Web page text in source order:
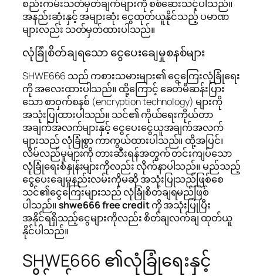
စည်းကမ်းသတ်မှတ်ချက်များကို စစ်ဆေးသင့်ပါသည်။
အနည်းဆုံးနှင့် အများဆုံး ငွေထုတ်ယူနိုင်သည့် ပမာဏ
များလည်း သတ်မှတ်ထားပါသည်။
လုံခြုံစိတ်ချရသော ငွေပေးချေမှုစနစ်များ
SHWE666 သည် ကစားသမားများ၏ ငွေကြေးလုံခြုံရေး
ကို အလေးထားပါသည်။ ထို့ကြောင့် ခေတ်မီဆန်းပြား
သော စာဝှက်စနစ် (encryption technology) များကို
အသုံးပြုထားပါသည်။ သင်၏ ကိုယ်ရေးကိုယ်တာ
အချက်အလက်များနှင့် ငွေပေးငွေယူအချက်အလက်
များသည် လုံခြုံစွာ ကာကွယ်ထားပါသည်။ ထို့အပြင်၊
လိမ်လည်မှုများကို တားဆီးရန်အတွက် တင်းကျပ်သော
လုံခြုံရေးစံနှုန်းများကိုလည်း လိုက်နာပါသည်။ မည်သည့်
ငွေပေးချေမှုနည်းလမ်းကိုမဆို အသုံးပြုသည်ဖြစ်စေ
သင်၏ငွေကြေးများသည် လုံခြုံစိတ်ချရမည်ဖြစ်
ပါသည်။ shwe666 free creditကို အသုံးပြုပြီး
အနိုင်ရရှိသည့်ငွေများကိုလည်း စိတ်ချလက်ချ ထုတ်ယူ
နိုင်ပါသည်။
SHWE666 ၏လုံခြုံရေးနှင့်